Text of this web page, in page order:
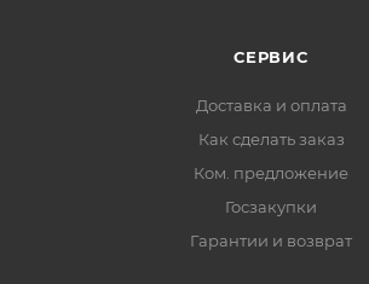
СЕРВИС
Доставка и оплата
Как сделать заказ
Ком. предложение
Госзакупки
Гарантии и возврат